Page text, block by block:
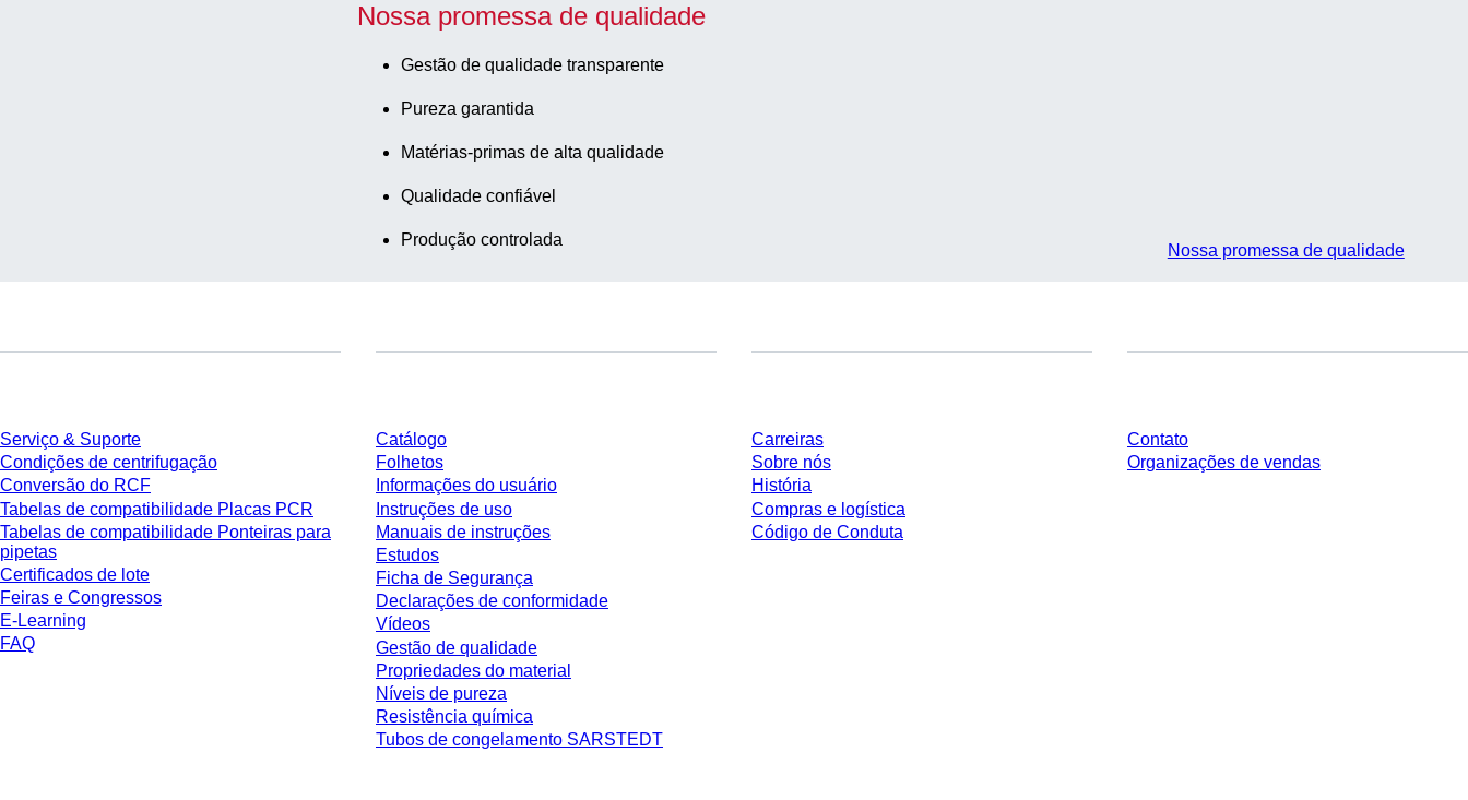
Nossa promessa de qualidade
Gestão de qualidade transparente
Pureza garantida
Matérias-primas de alta qualidade
Qualidade confiável
Produção controlada
Nossa promessa de qualidade
Serviço & Suporte
Condições de centrifugação
Conversão do RCF
Tabelas de compatibilidade Placas PCR
Tabelas de compatibilidade Ponteiras para
pipetas
Certificados de lote
Feiras e Congressos
E-Learning
FAQ
Catálogo
Folhetos
Informações do usuário
Instruções de uso
Manuais de instruções
Estudos
Ficha de Segurança
Declarações de conformidade
Vídeos
Gestão de qualidade
Propriedades do material
Níveis de pureza
Resistência química
Tubos de congelamento SARSTEDT
Carreiras
Sobre nós
História
Compras e logística
Código de Conduta
Contato
Organizações de vendas